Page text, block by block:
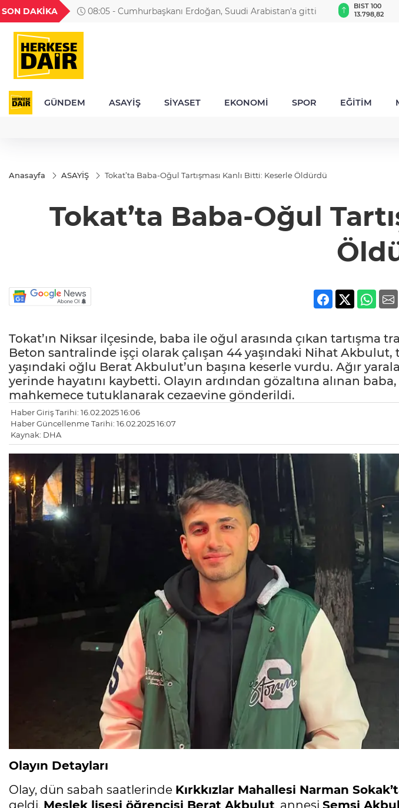
SON DAKİKA 08:05 - Cumhurbaşkanı Erdoğan, Suudi Arabistan'a gitti
18,2376
TND
16,2326
27,9743
VND
0,0018
GAU/TRY
6.542,90
BIST 100
13.798,82
GÜNDEM ASAYİŞ SİYASET EKONOMİ SPOR EĞİTİM
Anasayfa ASAYİŞ Tokat’ta Baba-Oğul Tartışması Kanlı Bitti: Keserle Öldürdü
Tokat’ta Baba-Oğul
Tokat’ın Niksar ilçesinde, baba ile oğul arasında çıkan tartışma
Beton santralinde işçi olarak çalışan 44 yaşındaki Nihat Akbulut,
yaşındaki oğlu Berat Akbulut’un başına keserle vurdu. Ağır
yerinde hayatını kaybetti. Olayın ardından gözaltına alınan baba,
mahkemece tutuklanarak cezaevine gönderildi.
Haber Giriş Tarihi: 16.02.2025 16:06
Haber Güncellenme Tarihi: 16.02.2025 16:07
Kaynak: DHA
Olayın Detayları
Olay, dün sabah saatlerinde Kırkkızlar Mahallesi Narman
geldi. Meslek lisesi öğrencisi Berat Akbulut, annesi Şemsi